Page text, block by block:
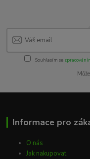
Souhlasím se
Informace pro
O nás
Jak nakupovat